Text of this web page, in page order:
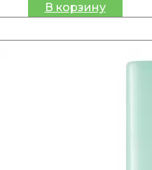
В корзину